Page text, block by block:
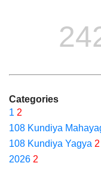
Categories
1 2
108 Kundiya
108 Kundiya Yagya 2
2026 2